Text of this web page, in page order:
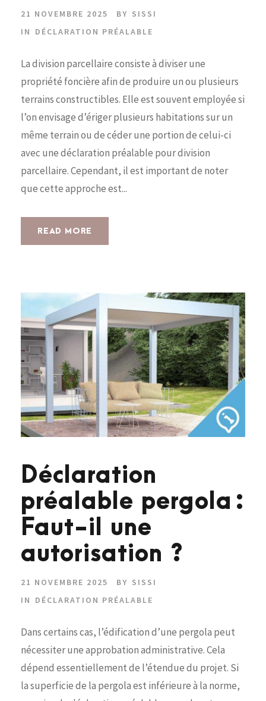
21 NOVEMBRE 2025 BY SISSI
IN
DÉCLARATION PRÉALABLE
La division parcellaire consiste à diviser une
propriété foncière afin de produire un ou plusieurs
terrains constructibles. Elle est souvent employée si
l’on envisage d’ériger plusieurs habitations sur un
même terrain ou de céder une portion de celui-ci
avec une déclaration préalable pour division
parcellaire. Cependant, il est important de noter
que cette approche est...
READ MORE
Déclaration
préalable pergola :
Faut-il une
autorisation ?
21 NOVEMBRE 2025 BY SISSI
IN
DÉCLARATION PRÉALABLE
Dans certains cas, l’édification d’une pergola peut
nécessiter une approbation administrative. Cela
dépend essentiellement de l’étendue du projet. Si
la superficie de la pergola est inférieure à la norme,